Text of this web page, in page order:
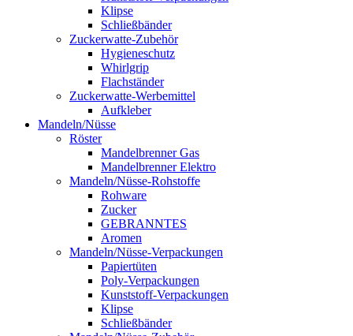
Klipse
Schließbänder
Zuckerwatte-Zubehör
Hygieneschutz
Whirlgrip
Flachständer
Zuckerwatte-Werbemittel
Aufkleber
Mandeln/Nüsse
Röster
Mandelbrenner Gas
Mandelbrenner Elektro
Mandeln/Nüsse-Rohstoffe
Rohware
Zucker
GEBRANNTES
Aromen
Mandeln/Nüsse-Verpackungen
Papiertüten
Poly-Verpackungen
Kunststoff-Verpackungen
Klipse
Schließbänder